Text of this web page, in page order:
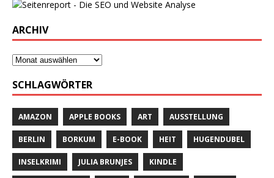
ARCHIV
SCHLAGWÖRTER
AMAZON APPLE BOOKS ART AUSSTELLUNG
BERLIN BORKUM E-BOOK HEIT HUGENDUBEL
INSELKRIMI JULIA BRUNJES KINDLE